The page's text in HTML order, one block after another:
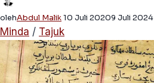
olehAbdul Malik10 Juli 20209 Juli 2024
Minda / Tajuk